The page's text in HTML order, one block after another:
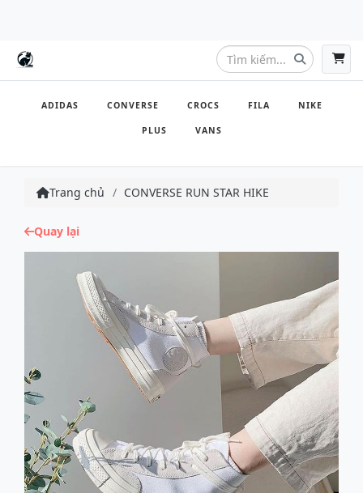
ADIDAS CONVERSE CROCS FILA NIKE
PLUS VANS
Trang chủ CONVERSE RUN STAR HIKE
Quay lại